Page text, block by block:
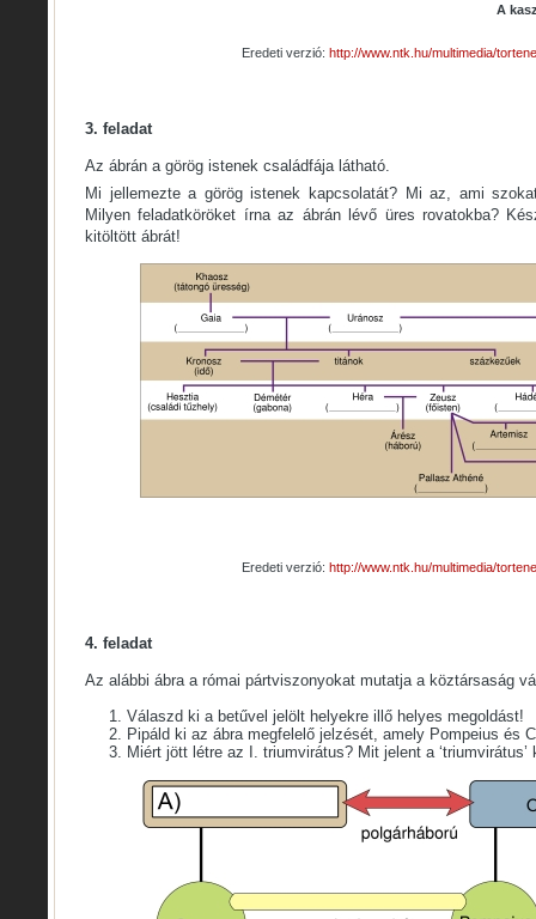
A
Eredeti verzió: http://www.ntk.hu/multimedia/
3. feladat
Az ábrán a görög istenek családfája látható.
Mi jellemezte a görög istenek kapcsolatát? Mi az, ami
Milyen feladatköröket írna az ábrán lévő üres rovatokba?
kitöltött ábrát!
Eredeti verzió: http://www.ntk.hu/multimedia/
4. feladat
Az alábbi ábra a római pártviszonyokat mutatja a köztársaság
Válaszd ki a betűvel jelölt helyekre illő helyes megoldást!
Pipáld ki az ábra megfelelő jelzését, amely Pompeius és
Miért jött létre az I. triumvirátus? Mit jelent a ‘triumvirátus’